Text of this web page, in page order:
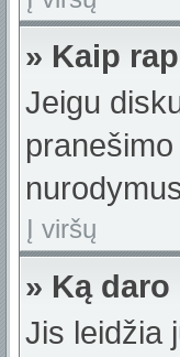
» Kaip
Jeigu
Į viršų
» Ką
Jis leidžia